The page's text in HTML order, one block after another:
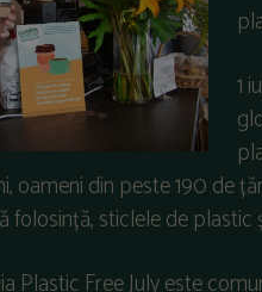
1
oameni din peste 190 de
folosință, sticlele de